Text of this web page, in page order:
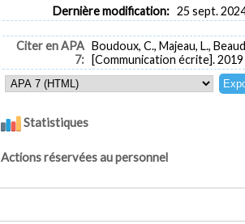
Dernière modification: 25 sept.
Citer en APA
7:
Boudoux, C., Majeau, L.,
[Communication écrite].
Statistiques
Actions réservées au personnel